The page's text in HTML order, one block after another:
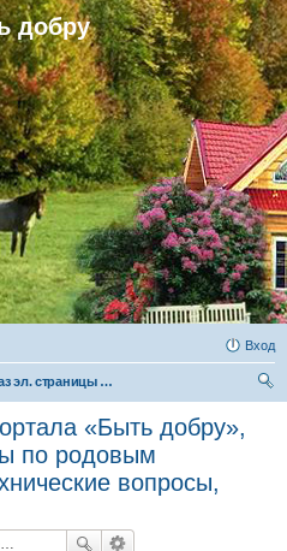
добру
Вход
Образ эл. страницы портала «Быть добру», Информационной базы по родовым поместьям и газет. Технические вопросы, дизайн
«Быть добру»,
по родовым
вопросы,